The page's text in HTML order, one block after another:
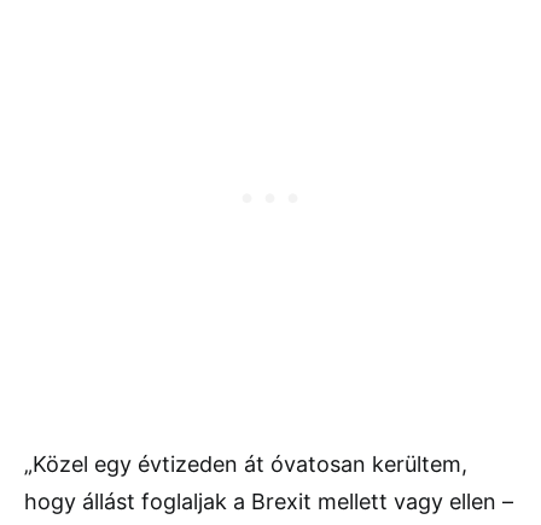
„Közel egy évtizeden át óvatosan kerültem,
hogy állást foglaljak a Brexit mellett vagy ellen –